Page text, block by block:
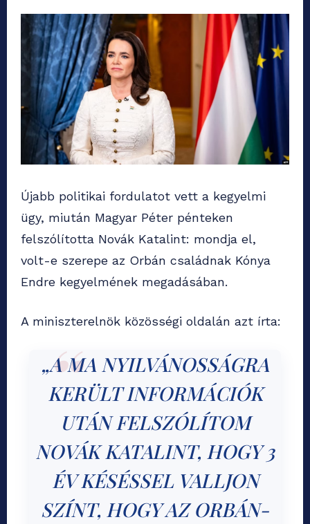
Újabb politikai fordulatot vett a kegyelmi
ügy, miután Magyar Péter pénteken
felszólította Novák Katalint: mondja el,
volt-e szerepe az Orbán családnak Kónya
Endre kegyelmének megadásában.
A miniszterelnök közösségi oldalán azt írta:
„A MA NYILVÁNOSSÁGRA
KERÜLT INFORMÁCIÓK
UTÁN FELSZÓLÍTOM
NOVÁK KATALINT, HOGY 3
ÉV KÉSÉSSEL VALLJON
SZÍNT, HOGY AZ ORBÁN-